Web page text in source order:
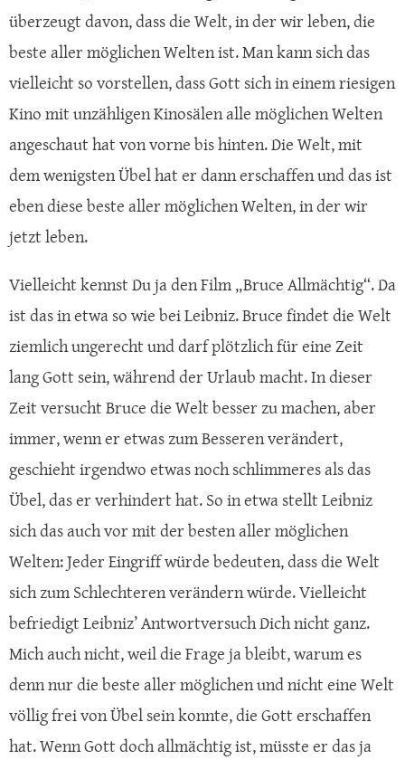
überzeugt davon, dass die Welt, in der wir leben, die
beste aller möglichen Welten ist. Man kann sich das
vielleicht so vorstellen, dass Gott sich in einem riesigen
Kino mit unzähligen Kinosälen alle möglichen Welten
angeschaut hat von vorne bis hinten. Die Welt, mit
dem wenigsten Übel hat er dann erschaffen und das ist
eben diese beste aller möglichen Welten, in der wir
jetzt leben.
Vielleicht kennst Du ja den Film „Bruce Allmächtig“. Da
ist das in etwa so wie bei Leibniz. Bruce findet die Welt
ziemlich ungerecht und darf plötzlich für eine Zeit
lang Gott sein, während der Urlaub macht. In dieser
Zeit versucht Bruce die Welt besser zu machen, aber
immer, wenn er etwas zum Besseren verändert,
geschieht irgendwo etwas noch schlimmeres als das
Übel, das er verhindert hat. So in etwa stellt Leibniz
sich das auch vor mit der besten aller möglichen
Welten: Jeder Eingriff würde bedeuten, dass die Welt
sich zum Schlechteren verändern würde. Vielleicht
befriedigt Leibniz’ Antwortversuch Dich nicht ganz.
Mich auch nicht, weil die Frage ja bleibt, warum es
denn nur die beste aller möglichen und nicht eine Welt
völlig frei von Übel sein konnte, die Gott erschaffen
hat. Wenn Gott doch allmächtig ist, müsste er das ja